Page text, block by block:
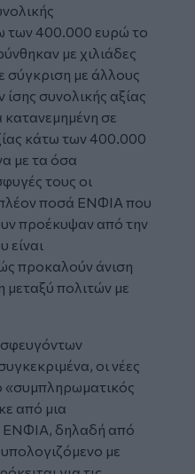
των 400.000 ευρώ το
με χιλιάδες
σύγκριση με άλλους
ίσης συνολικής αξίας
κατανεμημένη σε
κάτω των 400.000
με τα όσα
τους οι
ποσά ΕΝΦΙΑ που
προέκυψαν από την
είναι
προκαλούν άνιση
μεταξύ πολιτών με
οι νέες
«συμπληρωματικός
από μια
ΕΝΦΙΑ, δηλαδή από
με